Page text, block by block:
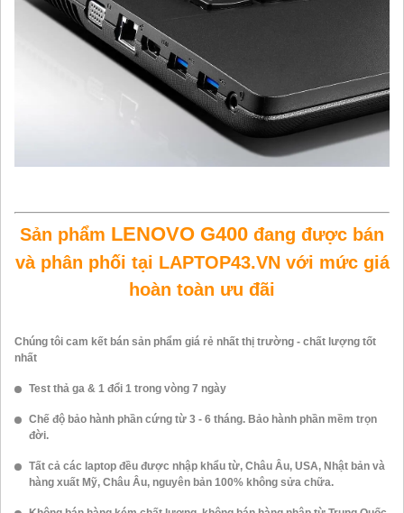
Sản phẩm LENOVO G400 đang được bán
và phân phối tại LAPTOP43.VN với mức giá
hoàn toàn ưu đãi
Chúng tôi cam kết bán sản phẩm giá rẻ nhất thị trường - chất lượng tốt
nhất
Test thả ga & 1 đổi 1 trong vòng 7 ngày
Chế độ bảo hành phần cứng từ 3 - 6 tháng. Bảo hành phần mềm trọn
đời.
Tất cả các laptop đều được nhập khẩu từ, Châu Âu, USA, Nhật bản và
hàng xuất Mỹ, Châu Âu, nguyên bản 100% không sửa chữa.